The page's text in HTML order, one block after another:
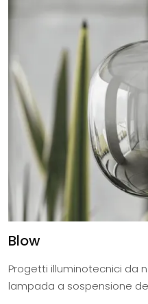
Blow
Progetti illuminotecnici da
lampada a sospensione